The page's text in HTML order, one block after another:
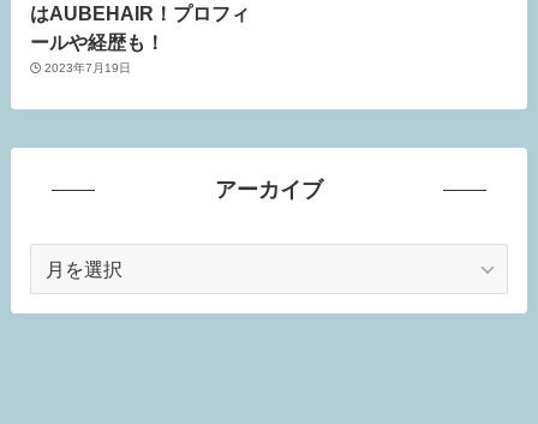
はAUBEHAIR！プロフィ
ールや経歴も！
2023年7月19日
アーカイブ
カ